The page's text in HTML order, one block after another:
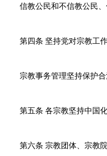
信教公民和不信教公民
第四条 坚持党对宗教工
宗教事务管理坚持保护
第五条 各宗教坚持中国
第六条 宗教团体、宗教